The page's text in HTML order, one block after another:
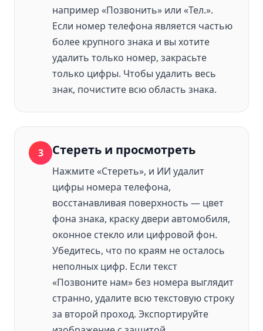
например «Позвонить» или «Тел.».
Если номер телефона является частью
более крупного знака и вы хотите
удалить только номер, закрасьте
только цифры. Чтобы удалить весь
знак, почистите всю область знака.
3 Стереть и просмотреть
Нажмите «Стереть», и ИИ удалит
цифры номера телефона,
восстанавливая поверхность — цвет
фона знака, краску двери автомобиля,
оконное стекло или цифровой фон.
Убедитесь, что по краям не осталось
неполных цифр. Если текст
«Позвоните нам» без номера выглядит
странно, удалите всю текстовую строку
за второй проход. Экспортируйте